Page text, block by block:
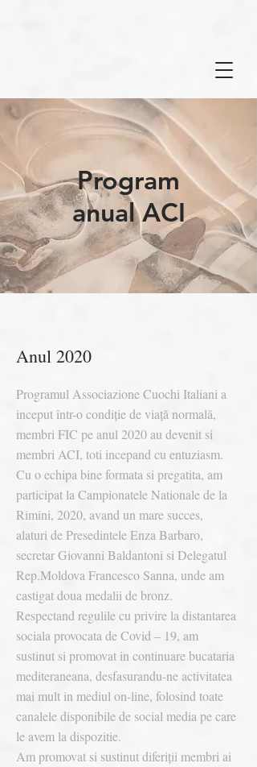
Program
anual ACI
Anul 2020
Programul Associazione Cuochi Italiani a
inceput într-o condiție de viață normală,
membri FIC pe anul 2020 au devenit si
membri ACI, toti incepand cu entuziasm.
Cu o echipa bine formata si pregatita, am
participat la Campionatele Nationale de la
Rimini, 2020, avand un mare succes,
alaturi de Presedintele Enza Barbaro,
secretar Giovanni Baldantoni si Delegatul
Rep.Moldova Francesco Sanna, unde am
castigat doua medalii de bronz.
Respectand regulile cu privire la distantarea
sociala provocata de Covid – 19, am
sustinut si promovat in continuare bucataria
mediteraneana, desfasurandu-ne activitatea
mai mult in mediul on-line, folosind toate
canalele disponibile de social media pe care
le avem la dispozitie.
Am promovat si sustinut diferiții membri ai